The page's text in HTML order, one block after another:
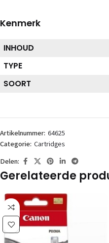
Kenmerk
INHOUD
TYPE
SOORT
Artikelnummer: 64625
Categorie: Cartridges
Delen:
Gerelateerde